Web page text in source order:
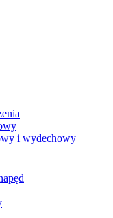
i wydechowy